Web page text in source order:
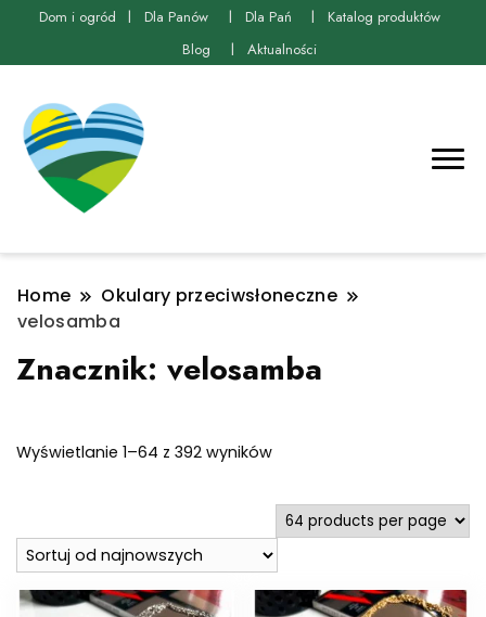
Dom i ogród Dla Panów Dla Pań
Katalog produktów
Blog
Aktualności
Home
Okulary przeciwsłoneczne
velosamba
Znacznik: velosamba
Wyświetlanie 1–64 z 392 wynikówPosortowane
najnowszych